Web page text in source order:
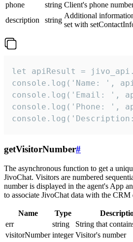
phone
string Client's phone
description
string
Additional
set with
let apiResult =
console.log('Name: ',
console.log('Email: ',
console.log('Phone: ',
getVisitorNumber#
The asynchronous function to get a
JivoChat. Visitors are numbered
number is displayed in the agent's App
to associate JivoChat data with the CRM
Name Type
err
string
String that
visitorNumber integer Visitor's number